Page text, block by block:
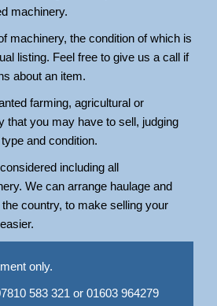
machinery.
machinery, the condition of which is
listing. Feel free to give us a call if
about an item.
farming, agricultural or
that you may have to sell, judging
and condition.
including all
We can arrange haulage and
country, to make selling your
only.
583 321 or 01603 964279